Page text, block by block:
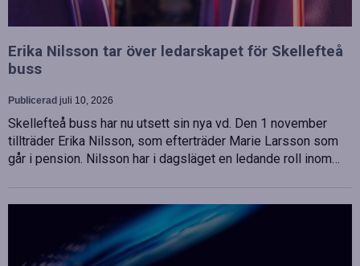
Erika Nilsson tar över ledarskapet för Skellefteå
buss
Publicerad juli 10, 2026
Skellefteå buss har nu utsett sin nya vd. Den 1 november
tillträder Erika Nilsson, som efterträder Marie Larsson som
går i pension. Nilsson har i dagsläget en ledande roll inom…